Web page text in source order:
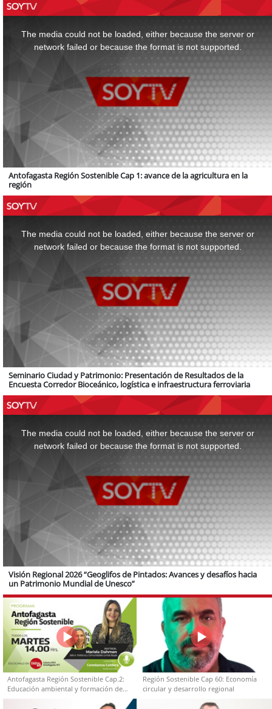
The media could not be loaded, either because the server or
network failed or because the format is not supported.
Antofagasta Región Sostenible Cap 1: avance de la agricultura en la
región
The media could not be loaded, either because the server or
network failed or because the format is not supported.
Seminario Ciudad y Patrimonio: Presentación de Resultados de la
Encuesta Corredor Bioceánico, logística e infraestructura ferroviaria
The media could not be loaded, either because the server or
network failed or because the format is not supported.
Visión Regional 2026 “Geoglifos de Pintados: Avances y desafíos hacia
un Patrimonio Mundial de Unesco”
Antofagasta Región Sostenible Cap.2:
Educación ambiental y formación de
capacidades técnicas
Región Sostenible Cap 60: Economía
circular y desarrollo regional